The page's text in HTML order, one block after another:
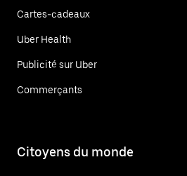
Cartes-cadeaux
Uber Health
Publicité sur Uber
Commerçants
Citoyens du monde